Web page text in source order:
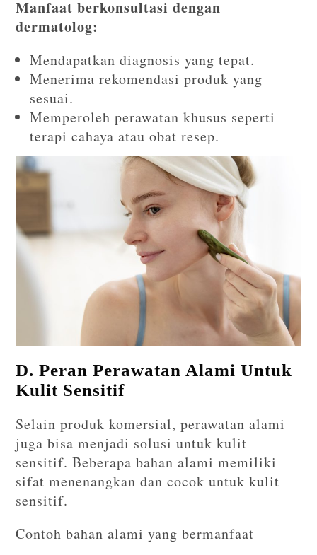
Manfaat berkonsultasi dengan
dermatolog:
Mendapatkan diagnosis yang tepat.
Menerima rekomendasi produk yang
sesuai.
Memperoleh perawatan khusus seperti
terapi cahaya atau obat resep.
D. Peran Perawatan Alami Untuk
Kulit Sensitif
Selain produk komersial, perawatan alami
juga bisa menjadi solusi untuk kulit
sensitif. Beberapa bahan alami memiliki
sifat menenangkan dan cocok untuk kulit
sensitif.
Contoh bahan alami yang bermanfaat